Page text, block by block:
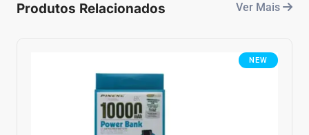
Produtos Relacionados Ver Mais
NEW